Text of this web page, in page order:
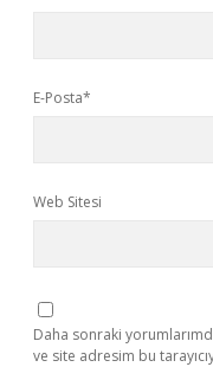
E-Posta*
Web Sitesi
Daha sonraki
ve site adresim bu